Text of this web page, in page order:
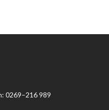
0269–216 989